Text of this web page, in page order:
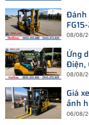
Đánh
08/08/
Ứng
Điện,
08/08/
Giá
ảnh
06/08/